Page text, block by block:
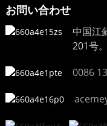
お問い合わせ
中国江
201号。
0086